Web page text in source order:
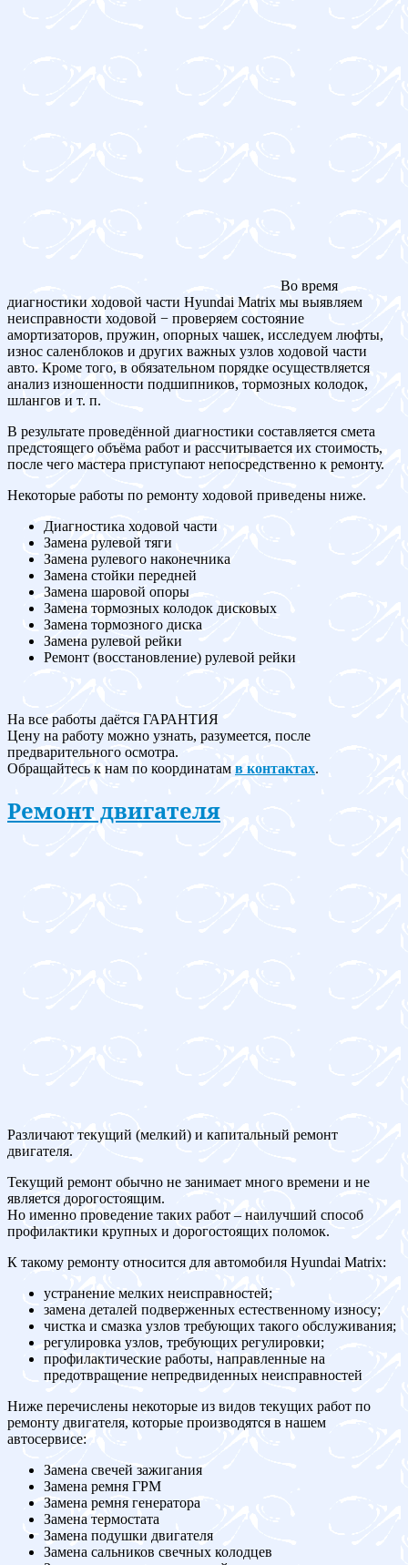
Во время
диагностики ходовой части Hyundai Matrix мы выявляем
неисправности ходовой − проверяем состояние
амортизаторов, пружин, опорных чашек, исследуем люфты,
износ саленблоков и других важных узлов ходовой части
авто. Кроме того, в обязательном порядке осуществляется
анализ изношенности подшипников, тормозных колодок,
шлангов и т. п.
В результате проведённой диагностики составляется смета
предстоящего объёма работ и рассчитывается их стоимость,
после чего мастера приступают непосредственно к ремонту.
Некоторые работы по ремонту ходовой приведены ниже.
Диагностика ходовой части
Замена рулевой тяги
Замена рулевого наконечника
Замена стойки передней
Замена шаровой опоры
Замена тормозных колодок дисковых
Замена тормозного диска
Замена рулевой рейки
Ремонт (восстановление) рулевой рейки
На все работы даётся ГАРАНТИЯ
Цену на работу можно узнать, разумеется, после
предварительного осмотра.
Обращайтесь к нам по координатам в контактах.
Ремонт двигателя
Различают текущий (мелкий) и капитальный ремонт
двигателя.
Текущий ремонт обычно не занимает много времени и не
является дорогостоящим.
Но именно проведение таких работ – наилучший способ
профилактики крупных и дорогостоящих поломок.
К такому ремонту относится для автомобиля Hyundai Matrix:
устранение мелких неисправностей;
замена деталей подверженных естественному износу;
чистка и смазка узлов требующих такого обслуживания;
регулировка узлов, требующих регулировки;
профилактические работы, направленные на
предотвращение непредвиденных неисправностей
Ниже перечислены некоторые из видов текущих работ по
ремонту двигателя, которые производятся в нашем
автосервисе:
Замена свечей зажигания
Замена ремня ГРМ
Замена ремня генератора
Замена термостата
Замена подушки двигателя
Замена сальников свечных колодцев